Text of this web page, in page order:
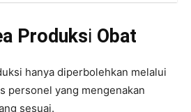
Produksi Obat
hanya diperbolehkan melalui
personel yang mengenakan
sesuai.